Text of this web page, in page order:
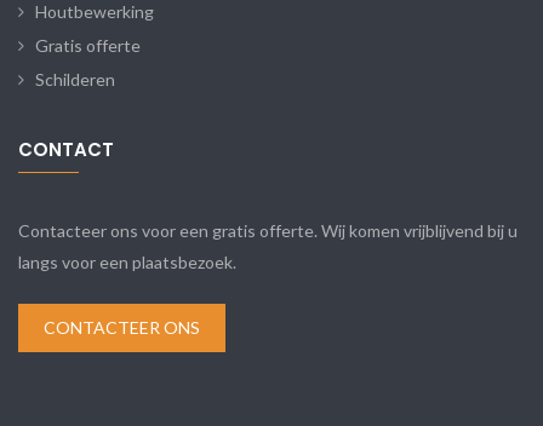
Houtbewerking
Gratis offerte
Schilderen
CONTACT
Contacteer ons voor een gratis offerte. Wij komen vrijblijvend bij u
langs voor een plaatsbezoek.
CONTACTEER ONS